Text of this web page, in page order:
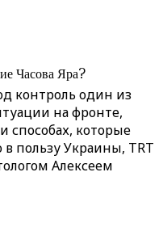
Часова Яра?
контроль один из
на фронте,
способах, которые
пользу Украины, TRT
Алексеем